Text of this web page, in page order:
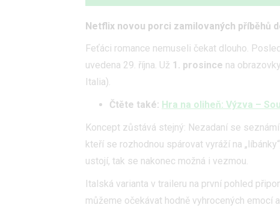
Netflix novou porci zamilovaných příběhů
Feťáci romance nemuseli čekat dlouho.
uvedena 29. října. Už 1. prosince na
Italia).
Čtěte také: Hra na oliheň: Výzva –
Koncept zůstává stejný: Nezadaní se
kteří se rozhodnou spárovat vyráží na
ustojí, tak se nakonec možná i vezmou.
Italská varianta v traileru na první pohled
můžeme očekávat hodně vyhrocených emocí